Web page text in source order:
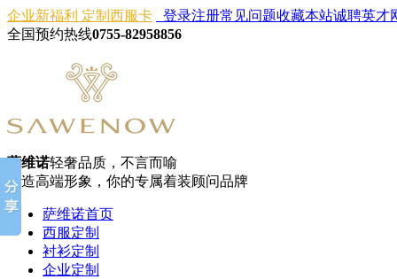
企业新福利 定制西服卡 登录注册常见问题收藏本站诚聘英才
全国预约热线0755-82958856
萨维诺轻奢品质，不言而喻
打造高端形象，你的专属着装顾问品牌
萨维诺首页
西服定制
衬衫定制
企业定制